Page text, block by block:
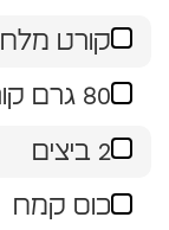
קורט מלח
80 גרם קורנפלור
2 ביצים
כוס קמח